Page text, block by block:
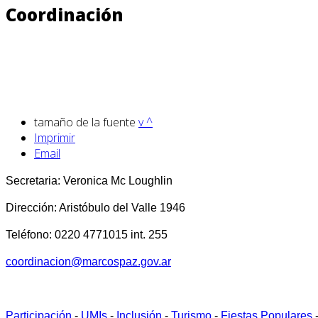
Coordinación
tamaño de la fuente v^
Imprimir
Email
Secretaria: Veronica Mc Loughlin
Dirección: Aristóbulo del Valle 1946
Teléfono: 0220 4771015 int. 255
coordinacion@marcospaz.gov.ar
Participación - UMIs - Inclusión - Turismo - Fiestas Populares -